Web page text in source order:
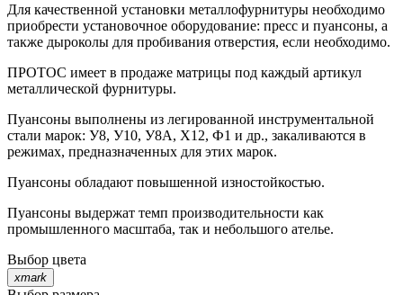
Для качественной установки металлофурнитуры необходимо
приобрести установочное оборудование: пресс и пуансоны, а
также дыроколы для пробивания отверстия, если необходимо.
ПРОТОС имеет в продаже матрицы под каждый артикул
металлической фурнитуры.
Пуансоны выполнены из легированной инструментальной
стали марок: У8, У10, У8А, Х12, Ф1 и др., закаливаются в
режимах, предназначенных для этих марок.
Пуансоны обладают повышенной изностойкостью.
Пуансоны выдержат темп производительности как
промышленного масштаба, так и небольшого ателье.
Выбор цвета
xmark